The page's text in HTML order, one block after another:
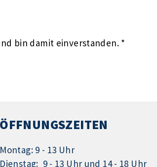
bin damit einverstanden. *
ÖFFNUNGSZEITEN
Montag: 9 - 13 Uhr
Dienstag: 9 - 13 Uhr und 14 - 18 Uhr